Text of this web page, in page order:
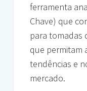
ferramenta
Chave) que
para tomadas
que permitam
tendências e
mercado.